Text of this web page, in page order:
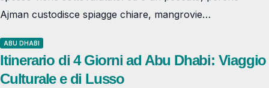
Ajman custodisce spiagge chiare, mangrovie…
ABU DHABI
Itinerario di 4 Giorni ad Abu Dhabi: Viaggio
Culturale e di Lusso